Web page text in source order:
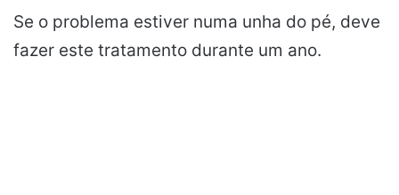
Se o problema estiver numa unha do pé, deve
fazer este tratamento durante um ano.